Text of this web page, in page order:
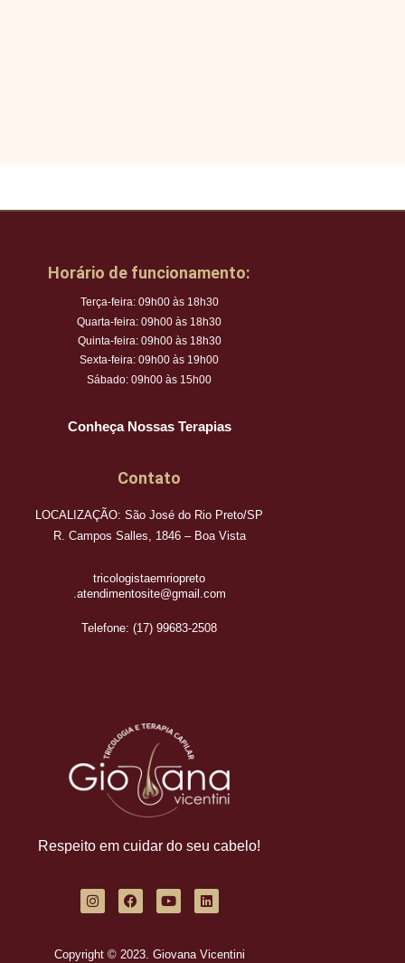
Horário de funcionamento:
Terça-feira: 09h00 às 18h30
Quarta-feira: 09h00 às 18h30
Quinta-feira: 09h00 às 18h30
Sexta-feira: 09h00 às 19h00
Sábado: 09h00 às 15h00
Conheça Nossas Terapias
Contato
LOCALIZAÇÃO: São José do Rio Preto/SP
R. Campos Salles, 1846 – Boa Vista
tricologistaemriopreto
.atendimentosite@gmail.com
Telefone: (17) 99683-2508
Respeito em cuidar do seu cabelo!
Copyright © 2023. Giovana Vicentini